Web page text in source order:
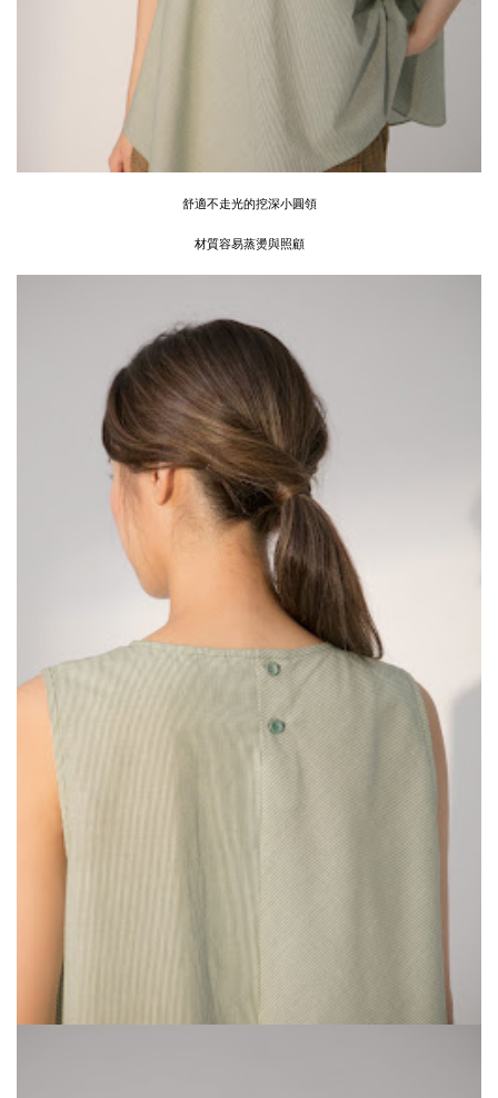
舒適不走光的挖深小圓領
材質容易蒸燙與照顧